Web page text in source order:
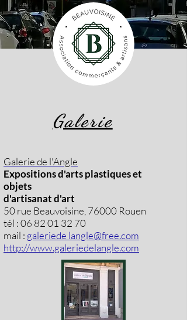
Galerie
Galerie de l'Angle
Expositions d'arts plastiques et
objets
d'artisanat d'art
50 rue Beauvoisine, 76000 Rouen
tél :06 82 01 32 70
mail : galeriede langle@free.com
http://www.galeriedelangle.com